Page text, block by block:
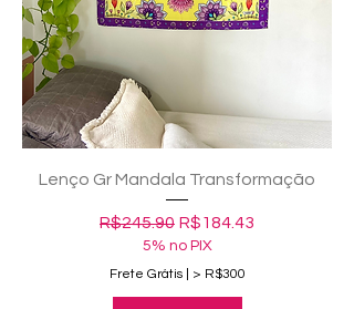
Lenço Gr Mandala Transformação
Regular Price
R$245.90 Sale Price
R$184.43
5% no PIX
Frete Grátis | > R$300